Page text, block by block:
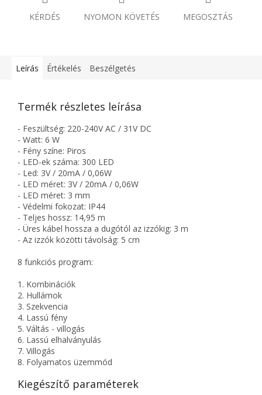
KÉRDÉS NYOMON KÖVETÉS MEGOSZTÁS
Leírás Értékelés Beszélgetés
Termék részletes leírása
- Feszültség: 220-240V AC / 31V DC
- Watt: 6 W
- Fény színe: Piros
- LED-ek száma: 300 LED
- Led: 3V / 20mA / 0,06W
- LED méret: 3V / 20mA / 0,06W
- LED méret: 3 mm
- Védelmi fokozat: IP44
- Teljes hossz: 14,95 m
- Üres kábel hossza a dugótól az izzókig: 3 m
- Az izzók közötti távolság: 5 cm
8 funkciós program:
1. Kombinációk
2. Hullámok
3. Szekvencia
4. Lassú fény
5. Váltás - villogás
6. Lassú elhalványulás
7. Villogás
8. Folyamatos üzemmód
Kiegészítő paraméterek